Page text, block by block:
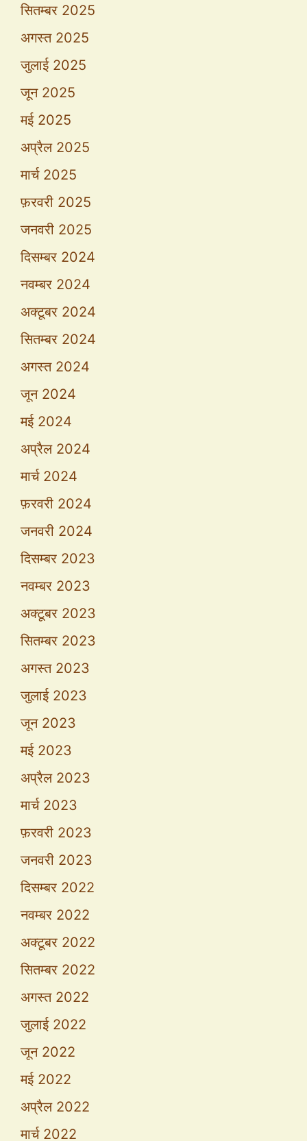
सितम्बर 2025
अगस्त 2025
जुलाई 2025
जून 2025
मई 2025
अप्रैल 2025
मार्च 2025
फ़रवरी 2025
जनवरी 2025
दिसम्बर 2024
नवम्बर 2024
अक्टूबर 2024
सितम्बर 2024
अगस्त 2024
जून 2024
मई 2024
अप्रैल 2024
मार्च 2024
फ़रवरी 2024
जनवरी 2024
दिसम्बर 2023
नवम्बर 2023
अक्टूबर 2023
सितम्बर 2023
अगस्त 2023
जुलाई 2023
जून 2023
मई 2023
अप्रैल 2023
मार्च 2023
फ़रवरी 2023
जनवरी 2023
दिसम्बर 2022
नवम्बर 2022
अक्टूबर 2022
सितम्बर 2022
अगस्त 2022
जुलाई 2022
जून 2022
मई 2022
अप्रैल 2022
मार्च 2022